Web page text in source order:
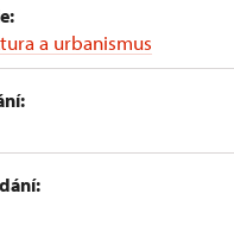
a urbanismus